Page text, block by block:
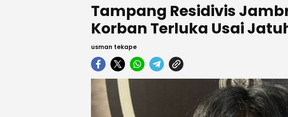
Tampang Residivis
Korban Terluka Usai
usman tekape